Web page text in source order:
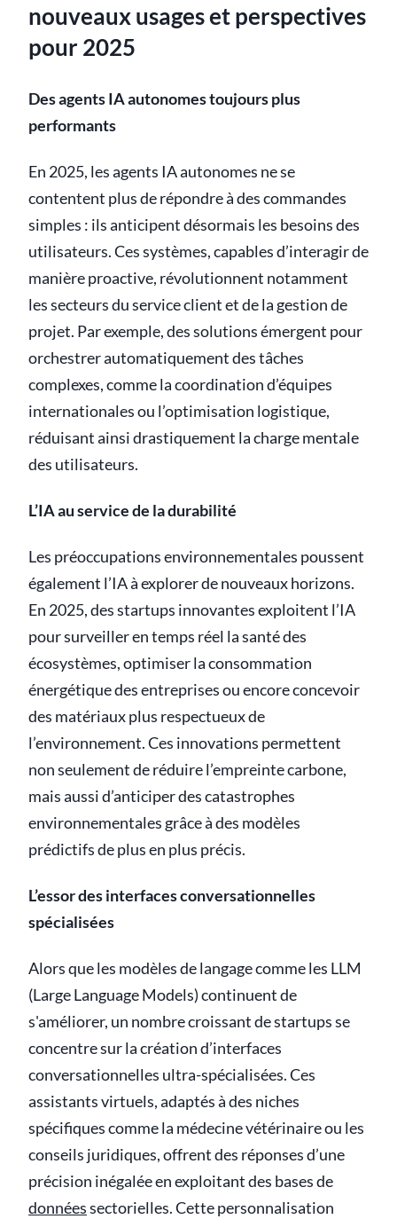
nouveaux usages et perspectives
pour 2025
Des agents IA autonomes toujours plus
performants
En 2025, les agents IA autonomes ne se
contentent plus de répondre à des commandes
simples : ils anticipent désormais les besoins des
utilisateurs. Ces systèmes, capables d’interagir de
manière proactive, révolutionnent notamment
les secteurs du service client et de la gestion de
projet. Par exemple, des solutions émergent pour
orchestrer automatiquement des tâches
complexes, comme la coordination d’équipes
internationales ou l’optimisation logistique,
réduisant ainsi drastiquement la charge mentale
des utilisateurs.
L’IA au service de la durabilité
Les préoccupations environnementales poussent
également l’IA à explorer de nouveaux horizons.
En 2025, des startups innovantes exploitent l’IA
pour surveiller en temps réel la santé des
écosystèmes, optimiser la consommation
énergétique des entreprises ou encore concevoir
des matériaux plus respectueux de
l’environnement. Ces innovations permettent
non seulement de réduire l’empreinte carbone,
mais aussi d’anticiper des catastrophes
environnementales grâce à des modèles
prédictifs de plus en plus précis.
L’essor des interfaces conversationnelles
spécialisées
Alors que les modèles de langage comme les LLM
(Large Language Models) continuent de
s'améliorer, un nombre croissant de startups se
concentre sur la création d’interfaces
conversationnelles ultra-spécialisées. Ces
assistants virtuels, adaptés à des niches
spécifiques comme la médecine vétérinaire ou les
conseils juridiques, offrent des réponses d’une
précision inégalée en exploitant des bases de
donnéessectorielles. Cette personnalisation